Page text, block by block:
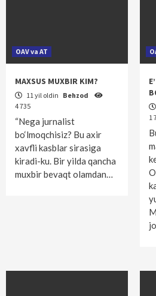
OAV va AT
MAXSUS MUXBIR KIM?
11 yil oldin Behzod
4 735
“Nega jurnalist
bo‘lmoqchisiz? Bu axir
xavfli kasblar sirasiga
kiradi-ku. Bir yilda qancha
muxbir bevaqt olamdan…
1